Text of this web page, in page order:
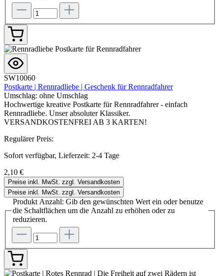
SW10060
Postkarte | Rennradliebe | Geschenk für Rennradfahrer
Umschlag: ohne Umschlag
Hochwertige kreative Postkarte für Rennradfahrer - einfach
Rennradliebe. Unser absoluter Klassiker.
VERSANDKOSTENFREI AB 3 KARTEN!
Regulärer Preis:
Sofort verfügbar, Lieferzeit: 2-4 Tage
2,10 €
Preise inkl. MwSt. zzgl. Versandkosten
Preise inkl. MwSt. zzgl. Versandkosten
Produkt Anzahl: Gib den gewünschten Wert ein oder benutze
die Schaltflächen um die Anzahl zu erhöhen oder zu
reduzieren.